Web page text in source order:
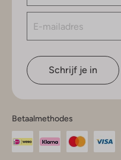
Schrijf je in
Betaalmethodes